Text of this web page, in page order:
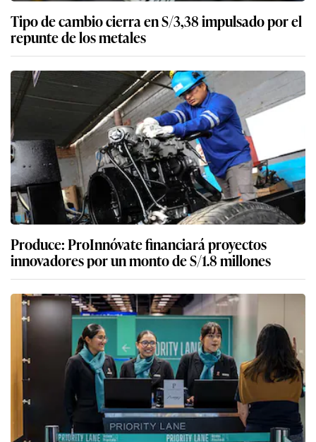
Tipo de cambio cierra en S/3,38 impulsado por el
repunte de los metales
Produce: ProInnóvate financiará proyectos
innovadores por un monto de S/1.8 millones